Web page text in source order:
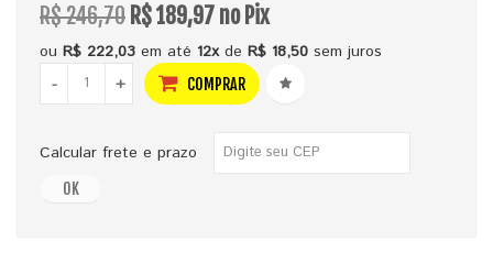
R$ 246,70 R$ 189,97 no Pix
ou R$ 222,03 em até 12xde R$ 18,50 sem juros
-
+ COMPRAR
Calcular frete e prazo
OK